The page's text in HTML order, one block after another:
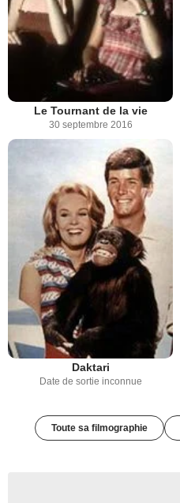
Le Tournant de la vie
30 septembre 2016
Daktari
Date de sortie inconnue
Toute sa filmographie